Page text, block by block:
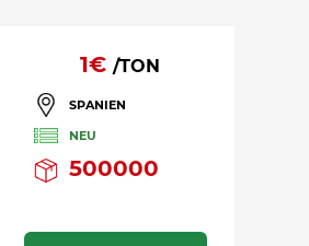
1€/TON
SPANIEN
NEU
500000